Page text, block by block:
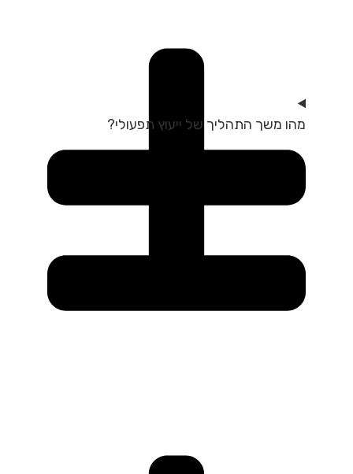
מהו משך התהליך של ייעוץ תפעולי?